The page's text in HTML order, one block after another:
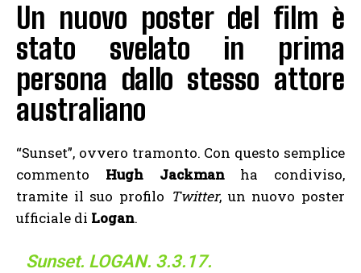
Un nuovo poster del film è
stato svelato in prima
persona dallo stesso attore
australiano
“Sunset”, ovvero tramonto. Con questo semplice
commento Hugh Jackmanha condiviso,
tramite il suo profilo Twitter, un nuovo poster
ufficiale di Logan.
Sunset. LOGAN. 3.3.17.